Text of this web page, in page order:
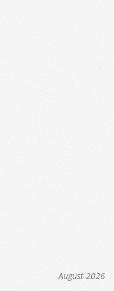
August 2026